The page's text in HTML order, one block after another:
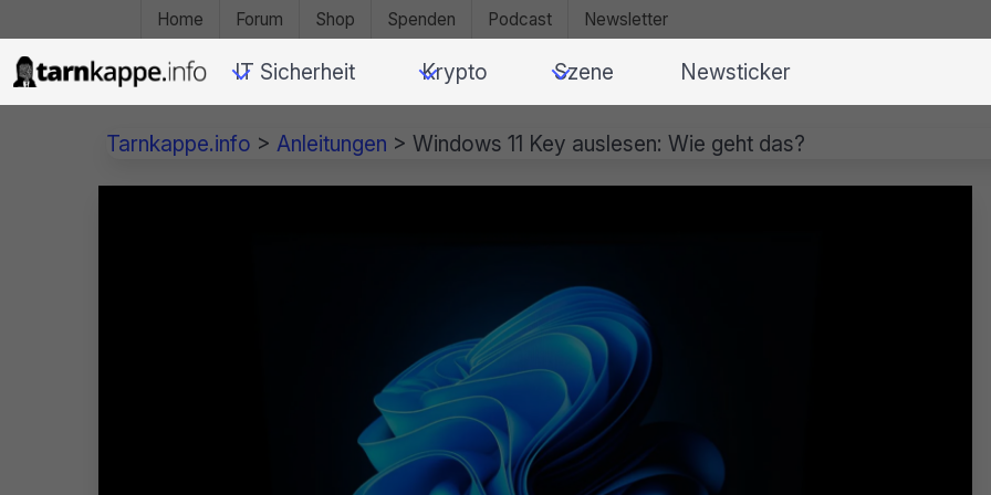
Home Forum Shop Spenden Podcast Newsletter
IT Sicherheit Krypto Szene Newsticker
Tarnkappe.info > Anleitungen > Windows 11 Key auslesen: Wie geht das?